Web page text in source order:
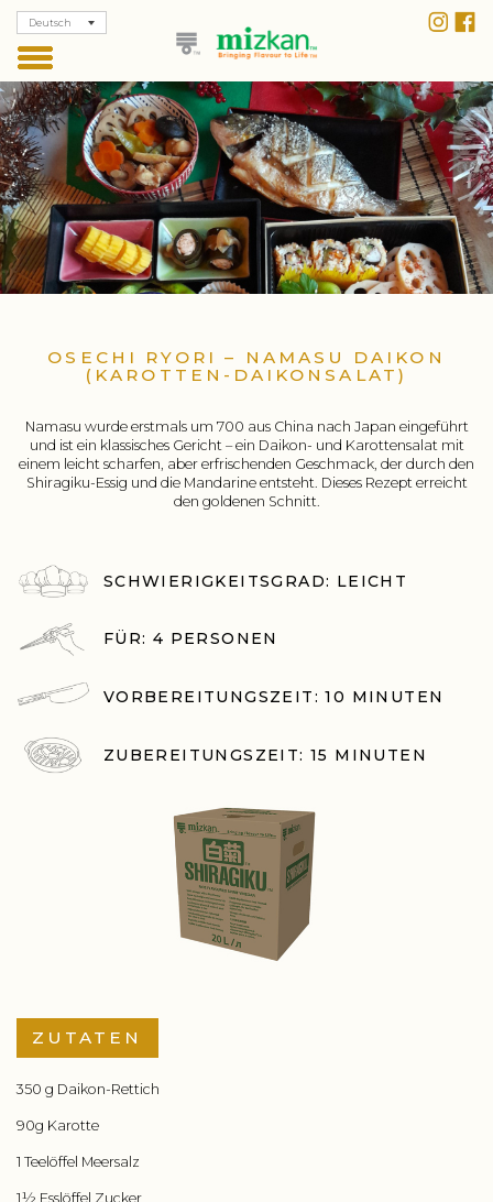
Deutsch
OSECHI RYORI – NAMASU DAIKON
(KAROTTEN-DAIKONSALAT)
Namasu wurde erstmals um 700 aus China nach Japan eingeführt
und ist ein klassisches Gericht – ein Daikon- und Karottensalat mit
einem leicht scharfen, aber erfrischenden Geschmack, der durch den
Shiragiku-Essig und die Mandarine entsteht. Dieses Rezept erreicht
den goldenen Schnitt.
SCHWIERIGKEITSGRAD: LEICHT
FÜR: 4 PERSONEN
VORBEREITUNGSZEIT: 10 MINUTEN
ZUBEREITUNGSZEIT: 15 MINUTEN
ZUTATEN
350 g Daikon-Rettich
90g Karotte
1 Teelöffel Meersalz
1½ Esslöffel Zucker